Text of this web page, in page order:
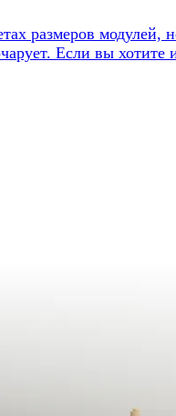
размеров модулей,
Если вы